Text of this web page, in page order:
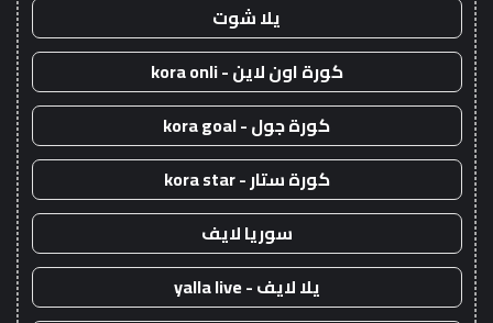
يلا شوت
كورة اون لاين - kora onli
كورة جول - kora goal
كورة ستار - kora star
سوريا لايف
يلا لايف - yalla live